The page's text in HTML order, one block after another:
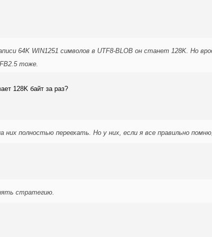
64K WIN1251 символов в UTF8-BLOB он станет 128K. Но
тоже.
128K байт за раз?
полностью переехать. Но у них, если я все правильно
стратегию.